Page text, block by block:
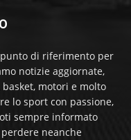
di riferimento per
notizie aggiornate,
motori e molto
lo sport con passione,
sempre informato
neanche